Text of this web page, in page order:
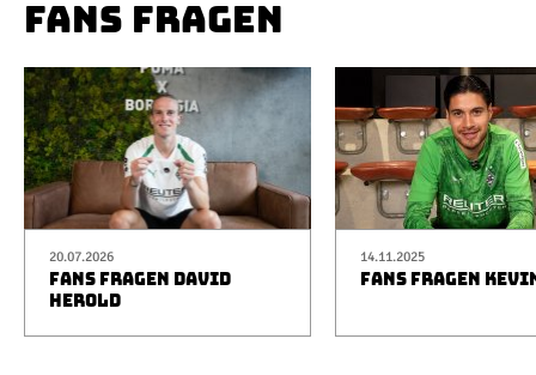
FANS FRAGEN
20.07.2026
FANS FRAGEN DAVID
HEROLD
14.11.2025
FANS FRAGEN